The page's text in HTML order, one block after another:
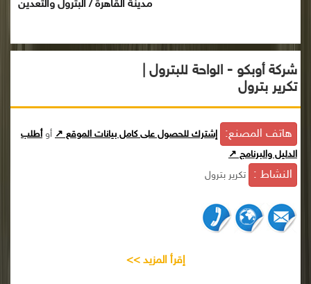
مدينة القاهرة / البترول والتعدين
شركة أوبكو - الواحة للبترول |
تكرير بترول
هاتف المصنع: إشترك للحصول على كامل بيانات الموقع ↗ أوأطلب
الدليل والبرنامج ↗
النشاط : تكرير بترول
إقرأ المزيد >>